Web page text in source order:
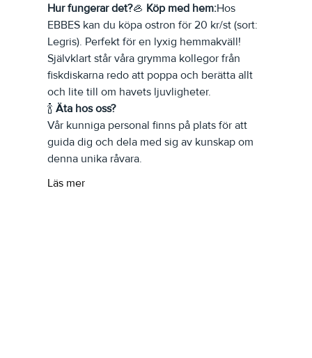
Hur fungerar det?🦪 Köp med hem:Hos
EBBES kan du köpa ostron för 20 kr/st (sort:
Legris). Perfekt för en lyxig hemmakväll!
Självklart står våra grymma kollegor från
fiskdiskarna redo att poppa och berätta allt
och lite till om havets ljuvligheter.
🍾 Äta hos oss?
Vår kunniga personal finns på plats för att
guida dig och dela med sig av kunskap om
denna unika råvara.
Läs mer